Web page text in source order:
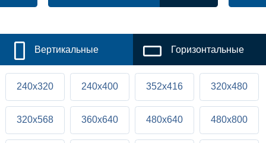
Вертикальные Горизонтальные
240x320 240x400 352x416 320x480
320x568 360x640 480x640 480x800